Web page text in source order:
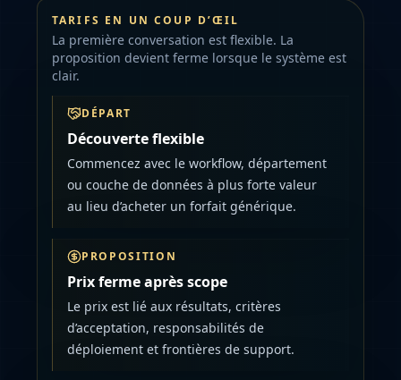
TARIFS EN UN COUP D’ŒIL
La première conversation est flexible. La
proposition devient ferme lorsque le système est
clair.
DÉPART
Découverte flexible
Commencez avec le workflow, département
ou couche de données à plus forte valeur
au lieu d’acheter un forfait générique.
PROPOSITION
Prix ferme après scope
Le prix est lié aux résultats, critères
d’acceptation, responsabilités de
déploiement et frontières de support.